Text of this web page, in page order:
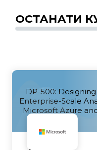
ОСТАНАТИ
DP-500:
Enterprise-Scale
Microsoft Azure